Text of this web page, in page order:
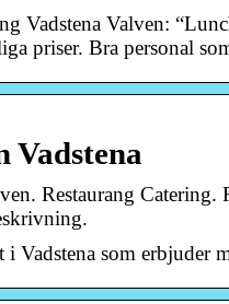
Vadstena Valven:
priser. Bra personal
Vadstena
Restaurang
Vadstena som erbjuder